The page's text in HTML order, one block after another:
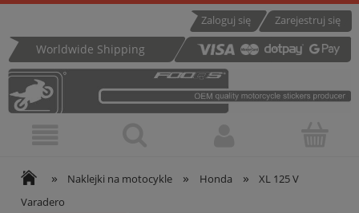
Zarejestruj się
Zaloguj się
Worldwide Shipping
» Naklejki na motocykle » Honda »
XL 125 V
Varadero